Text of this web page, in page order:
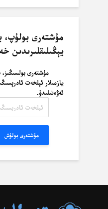
مۇشتەرى بولۇپ،
يېڭىلىقلىرىدىن
مۇشتەرى بولسىڭىز،
يازمىلار ئېلخەت
ئەۋەتىلىدۇ.
ئادرېسىڭىز.
مۇشتەرى بولۇش